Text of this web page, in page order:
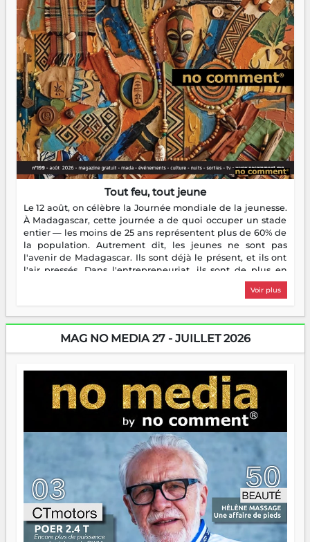
Tout feu, tout jeune
Le 12 août, on célèbre la Journée mondiale de la jeunesse.
À Madagascar, cette journée a de quoi occuper un stade
entier — les moins de 25 ans représentent plus de 60% de
la population. Autrement dit, les jeunes ne sont pas
l'avenir de Madagascar. Ils sont déjà le présent, et ils ont
l'air pressés. Dans l'entrepreneuriat, ils sont de plus en
plus nombreux à se lancer, à créer, à risquer — souvent
sans filet, souvent sans aide, mais toujours avec cette
dorment vraiment la nuit. En culture, les nouvelles sont
encore meilleures. Aina Rasamoelina vient de décrocher le
Prix RFI Instrumental Afrique. Miangaly Elia rafle le Prix
jeunes qui tiennent la torche. Alors oui, on pourrait
s'arrêter là, applaudir et rentrer chez soi satisfait. Mais ce
serait passer à côté d'une chose essentielle. La fougue, ça
brûle fort — et parfois, ça brûle vite. Une flamme sans
direction peut éclairer autant qu'elle peut consumer. C'est
là que les aînés entrent en scène — pas pour reprendre le
gouvernail, mais pour montrer où sont les récifs. Les jeunes
ont la force, les vieux ont l'expérience, comme on dit. Ce
n'est pas un combat de générations — c'est une question
d'équipage. Partagez vos réussites, mais aussi vos échecs.
Surtout vos échecs, d'ailleurs — ils enseignent mieux que
n'importe quel manuel. À Madagascar, la barque avance.
Il faut juste s'assurer que tout le monde rame dans le
même sens.
Voir plus
MAG NO MEDIA 27 - JUILLET 2026